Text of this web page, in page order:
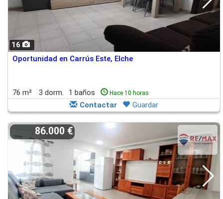
16
Oportunidad en Carrús Este, Elche
76 m² 3 dorm. 1 baños Hace 10 horas
Contactar Guardar
86.000 €